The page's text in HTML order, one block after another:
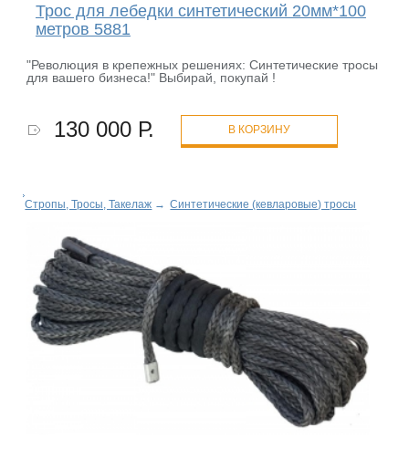
Трос для лебедки синтетический 20мм*100
метров 5881
"Революция в крепежных решениях: Синтетические тросы
для вашего бизнеса!" Выбирай, покупай !
130 000 Р. В КОРЗИНУ
Стропы, Тросы, Такелаж → Синтетические (кевларовые) тросы